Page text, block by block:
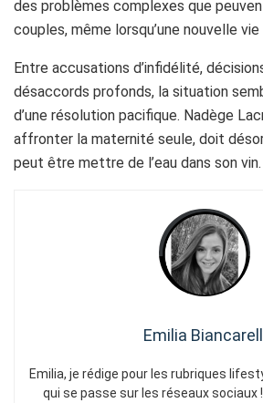
des problèmes complexes que
couples, même lorsqu’une nouvelle
Entre accusations d’infidélité,
désaccords profonds, la situation
d’une résolution pacifique. Nadège
affronter la maternité seule, doit
peut être mettre de l’eau dans son vin.
Emilia
Emilia, je rédige pour les rubriques
qui se passe sur les réseaux sociaux